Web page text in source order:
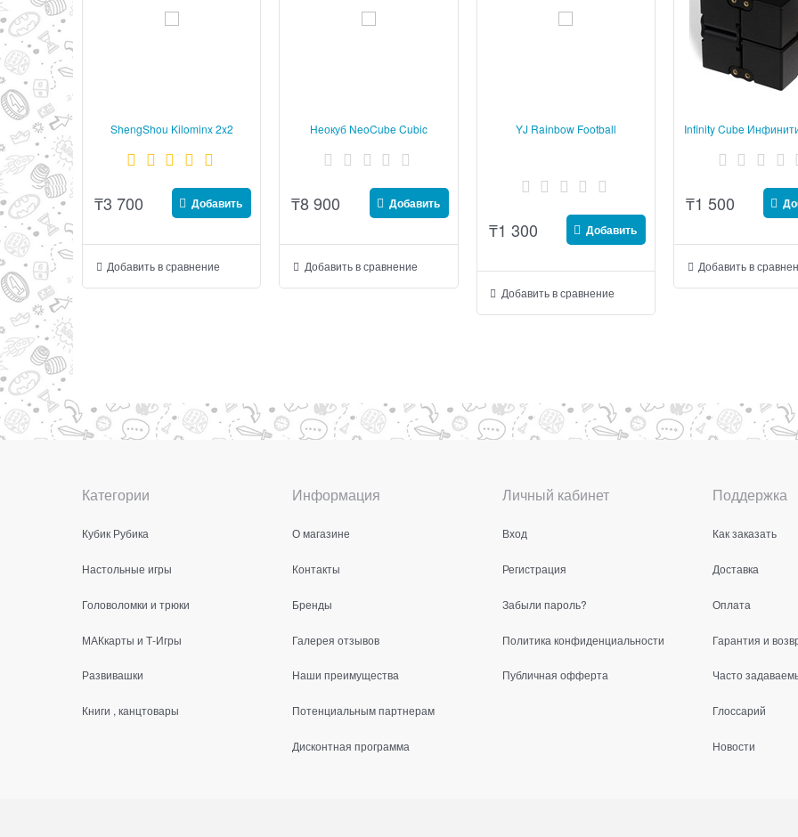
ShengShou Kilominx 2x2
₸3 700 Добавить
Добавить в сравнение
Неокуб NeoCube Cubic
₸8 900 Добавить
Добавить в сравнение
YJ Rainbow Football
₸1 300 Добавить
Добавить в сравнение
Infinity Cube Инфинити
₸1 500
Добавить в
Категории
Кубик Рубика
Настольные игры
Головоломки и трюки
МАКкарты и Т-Игры
Развивашки
Книги , канцтовары
Информация
О магазине
Контакты
Бренды
Галерея отзывов
Наши преимущества
Потенциальным партнерам
Дисконтная программа
Личный кабинет
Вход
Регистрация
Забыли пароль?
Политика конфиденциальности
Публичная офферта
Поддержка
Как заказать
Доставка
Оплата
Гарантия и
Часто
Глоссарий
Новости